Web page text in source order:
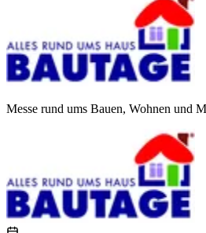
Messe rund ums Bauen, Wohnen und